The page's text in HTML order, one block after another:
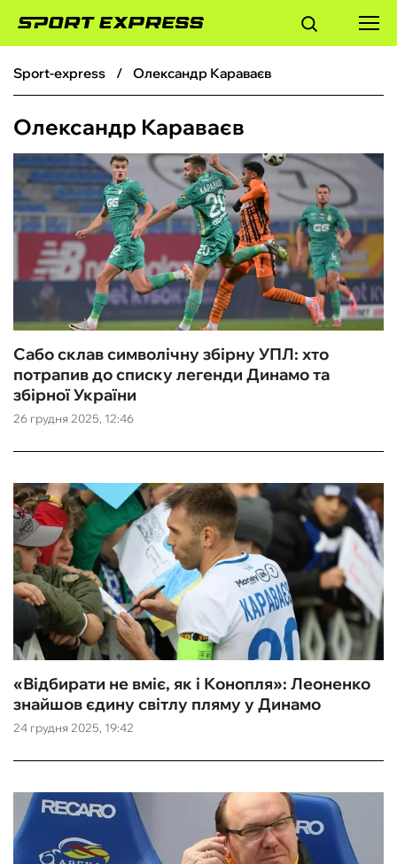
ФУТБОЛ
БАСКЕТБОЛ
БОКС
ХОКЕЙ
ТЕНІС
КІБЕРСПОРТ
ЧС-2026
ФУТЗАЛ
ІНШІ
БУКМЕКЕРИ
sport-express Олександр Караваєв
Олександр Караваєв
26 грудня 2025, 12:46
Сабо склав символічну збірну УПЛ: хто
потрапив до списку легенди Динамо та
збірної України
24 грудня 2025, 19:42
«Відбирати не вміє, як і Конопля»: Леоненко
знайшов єдину світлу пляму у Динамо